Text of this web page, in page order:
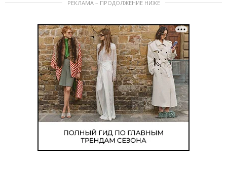
РЕКЛАМА – ПРОДОЛЖЕНИЕ НИЖЕ